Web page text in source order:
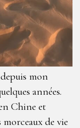
depuis mon
années.
Chine et
morceaux de vie